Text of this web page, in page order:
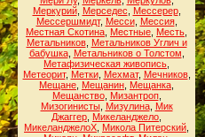
Меркурий, Мерседес Мессерер,
Мессершмидт, Месси, Мессия,
Местная Скотина Местные Месть
Метальников, Метальников Углич и
бабушка, Метальников о Толстом
Метафизическая живопись
Метеорит, Метки, Мехмат, Мечников,
Мещане Мещанин Мещанка
Мещанство, Мизантроп,
Мизогинисты, Мизулина, Мик
Джаггер Микеланджело
МикеланджелоХ Микола Питерский